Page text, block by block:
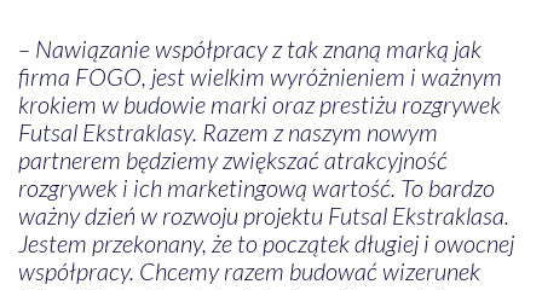
– Nawiązanie współpracy z tak znaną marką jak
firma FOGO, jest wielkim wyróżnieniem i ważnym
krokiem w budowie marki oraz prestiżu rozgrywek
Futsal Ekstraklasy. Razem z naszym nowym
partnerem będziemy zwiększać atrakcyjność
rozgrywek i ich marketingową wartość. To bardzo
ważny dzień w rozwoju projektu Futsal Ekstraklasa.
Jestem przekonany, że to początek długiej i owocnej
współpracy. Chcemy razem budować wizerunek